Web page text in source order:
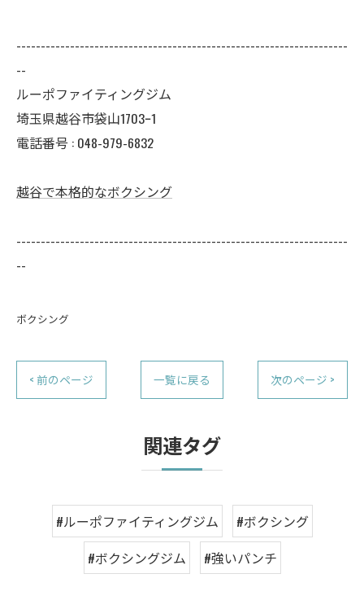
--------------------------------------------------------------------
--
ルーポファイティングジム
埼玉県越谷市袋山1703ｰ1
電話番号 : 048-979-6832
越谷で本格的なボクシング
--------------------------------------------------------------------
--
ボクシング
< 前のページ 一覧に戻る 次のページ >
関連タグ
#ルーポファイティングジム
#ボクシング
#ボクシングジム
#強いパンチ